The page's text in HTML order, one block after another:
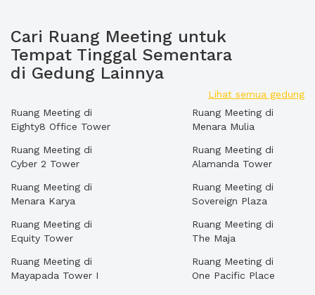
Cari Ruang Meeting untuk
Tempat Tinggal Sementara
di Gedung Lainnya
Lihat semua gedung
Ruang Meeting di
Eighty8 Office Tower
Ruang Meeting di
Cyber 2 Tower
Ruang Meeting di
Menara Karya
Ruang Meeting di
Equity Tower
Ruang Meeting di
Mayapada Tower I
Ruang Meeting di
Menara Mulia
Ruang Meeting di
Alamanda Tower
Ruang Meeting di
Sovereign Plaza
Ruang Meeting di
The Maja
Ruang Meeting di
One Pacific Place